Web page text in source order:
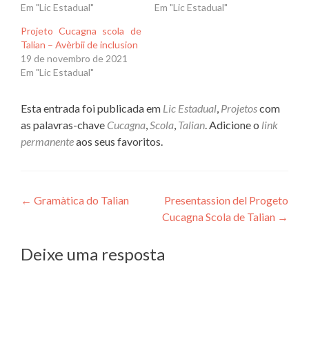
Em "Lic Estadual"
Em "Lic Estadual"
Projeto Cucagna scola de
Talian – Avèrbii de inclusion
19 de novembro de 2021
Em "Lic Estadual"
Esta entrada foi publicada em Lic Estadual Projetoscom
as palavras-chave Cucagna Scola Talian . Adicione o link
permanenteaos seus favoritos.
Navegação
Post
← Gramàtica do Talian
Presentassion del Progeto
Cucagna Scola de Talian →
Deixe uma resposta